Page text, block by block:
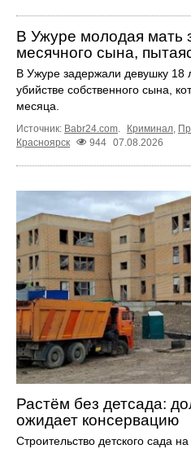
В Ужуре молодая мать
месячного сына,
В Ужуре задержали девушку 18
убийстве собственного сына,
месяца.
Источник: Babr24.com. Криминал,
Красноярск
944 07.08.2026
Растём без детсада:
ожидает консервацию
Строительство детского сада